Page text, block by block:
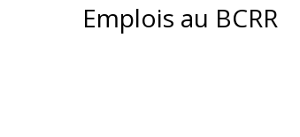
Emplois au BCRR